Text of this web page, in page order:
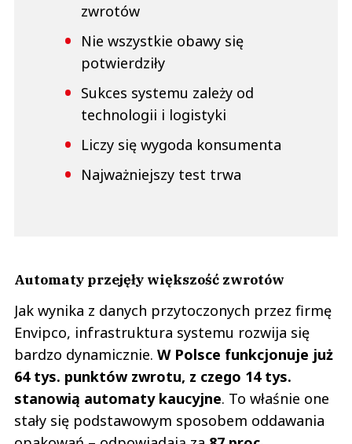
zwrotów
Nie wszystkie obawy się
potwierdziły
Sukces systemu zależy od
technologii i logistyki
Liczy się wygoda konsumenta
Najważniejszy test trwa
Automaty przejęły większość zwrotów
Jak wynika z danych przytoczonych przez firmę
Envipco, infrastruktura systemu rozwija się
bardzo dynamicznie. W Polsce funkcjonuje już
64 tys. punktów zwrotu, z czego 14 tys.
stanowią automaty kaucyjne. To właśnie one
stały się podstawowym sposobem oddawania